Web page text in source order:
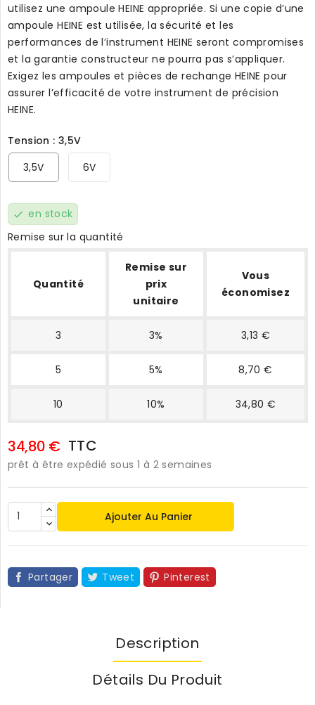
utilisez une ampoule HEINE appropriée. Si une copie d’une
ampoule HEINE est utilisée, la sécurité et les
performances de l’instrument HEINE seront compromises
et la garantie constructeur ne pourra pas s’appliquer.
Exigez les ampoules et pièces de rechange HEINE pour
assurer l’efficacité de votre instrument de précision
HEINE.
Tension : 3,5V
3,5V
6V
check en stock
Remise sur la quantité
Quantité
Remise sur
prix
unitaire
Vous
économisez
3 3% 3,13 €
5 5% 8,70 €
10 10% 34,80 €
34,80 € TTC
prêt à être expédié sous 1 à 2 semaines
Ajouter Au Panier
Partager Tweet Pinterest
Description
Détails Du Produit